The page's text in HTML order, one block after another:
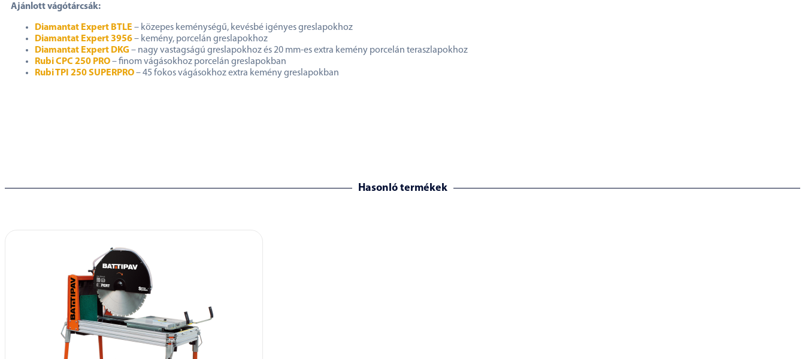
Ajánlott vágótárcsák:
Diamantat Expert BTLE – közepes keménységű, kevésbé igényes greslapokhoz
Diamantat Expert 3956– kemény, porcelán greslapokhoz
Diamantat Expert DKG – nagy vastagságú greslapokhoz és 20 mm-es extra kemény porcelán teraszlapokhoz
Rubi CPC 250 PRO– finom vágásokhoz porcelán greslapokban
Rubi TPI 250 SUPERPRO– 45 fokos vágásokhoz extra kemény greslapokban
Hasonló termékek